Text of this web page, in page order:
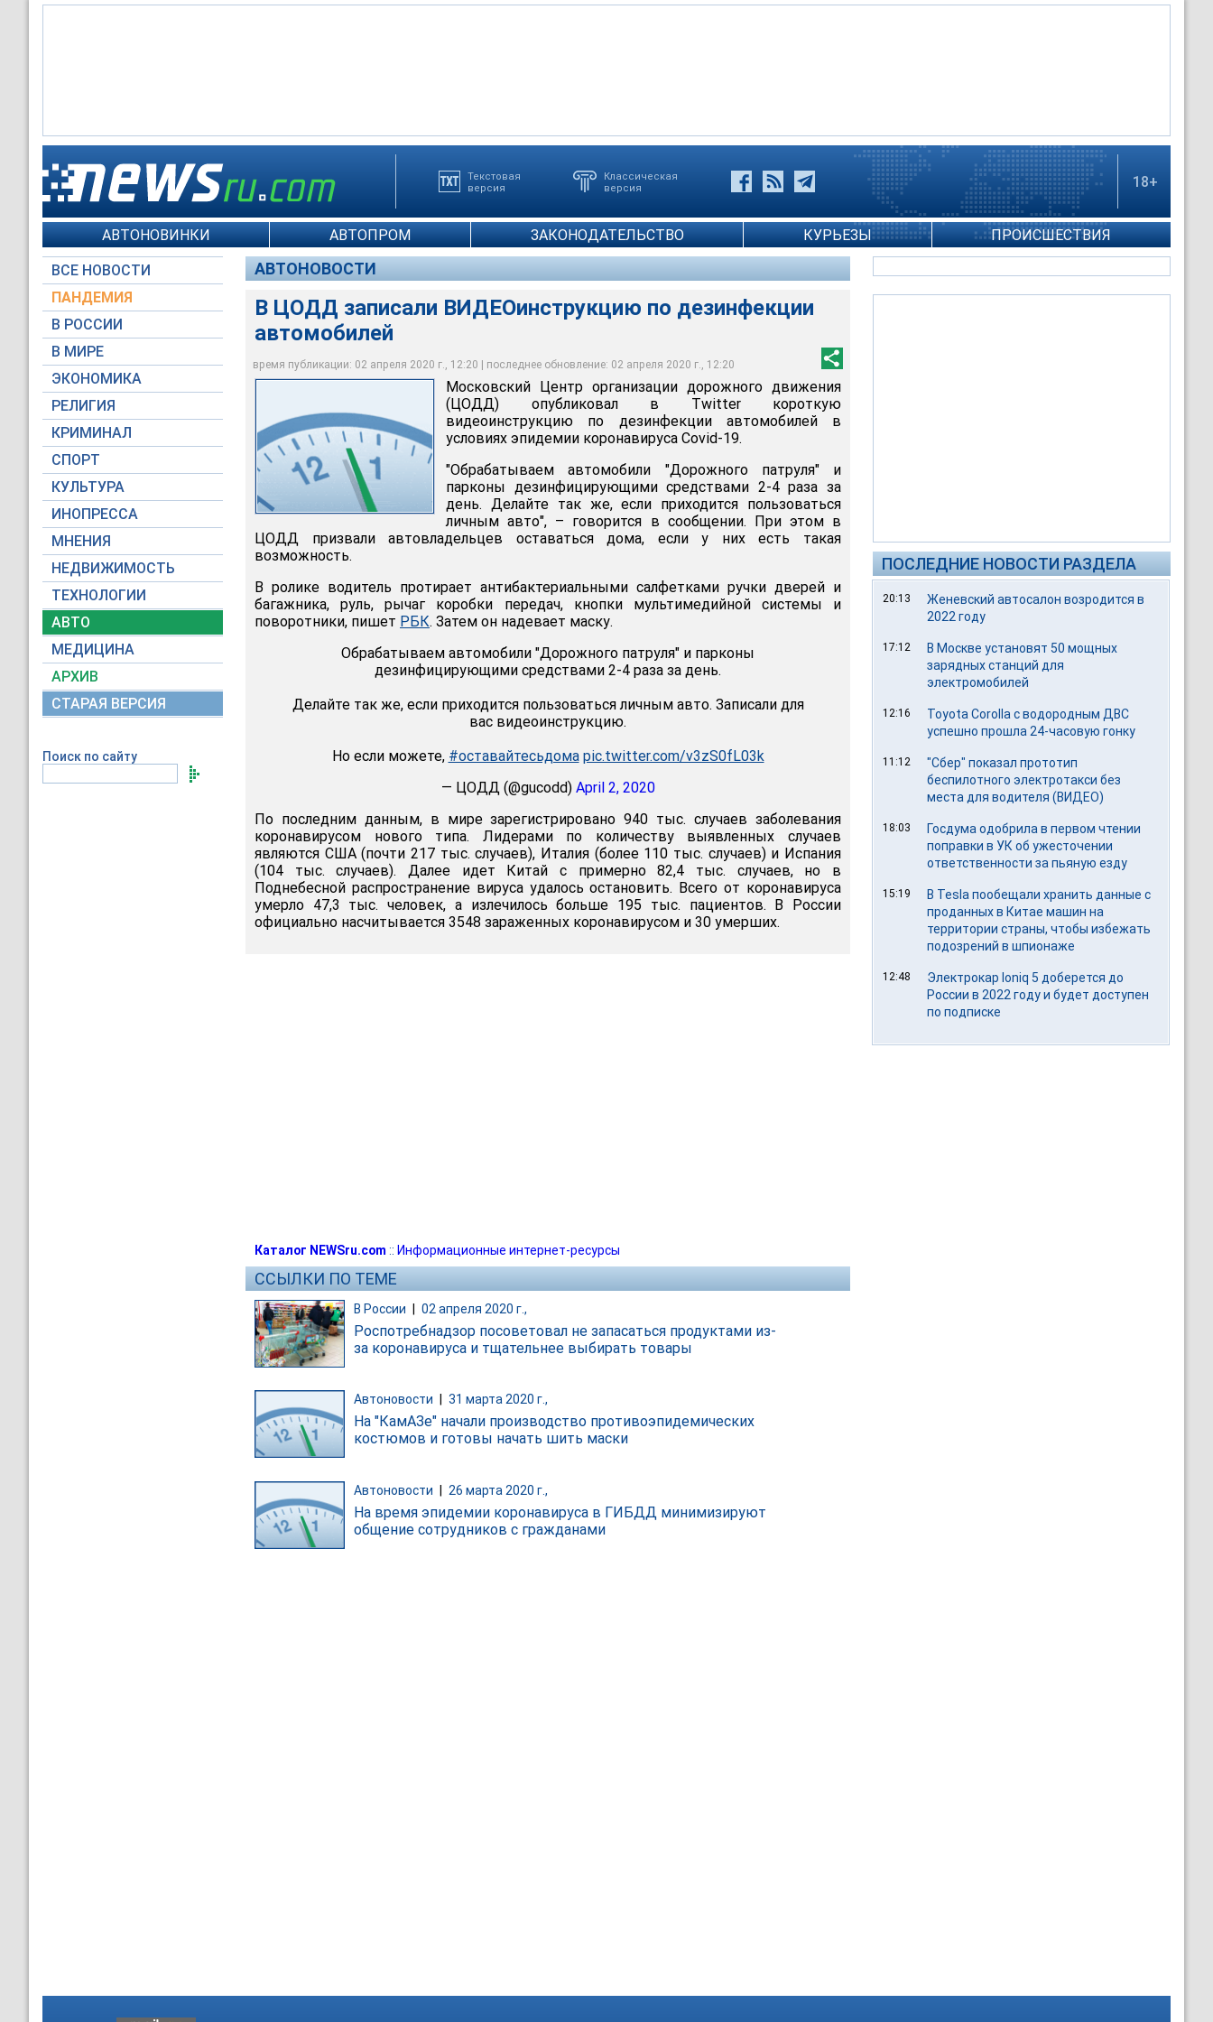
Текстовая
версия
Классическая
версия
18+
АВТОНОВИНКИ АВТОПРОМ ЗАКОНОДАТЕЛЬСТВО КУРЬЕЗЫ ПРОИСШЕСТВИЯ
ВСЕ НОВОСТИ
ПАНДЕМИЯ
В РОССИИ
В МИРЕ
ЭКОНОМИКА
РЕЛИГИЯ
КРИМИНАЛ
СПОРТ
КУЛЬТУРА
ИНОПРЕССА
МНЕНИЯ
НЕДВИЖИМОСТЬ
ТЕХНОЛОГИИ
АВТО
МЕДИЦИНА
АРХИВ
СТАРАЯ ВЕРСИЯ
Поиск по сайту
АВТОНОВОСТИ
В ЦОДД записали ВИДЕОинструкцию по дезинфекции
автомобилей
время публикации: 02 апреля 2020 г., 12:20 | последнее обновление: 02 апреля 2020 г., 12:20
Московский Центр организации дорожного движения
(ЦОДД) опубликовал в Twitter короткую
видеоинструкцию по дезинфекции автомобилей в
условиях эпидемии коронавируса Covid-19.
"Обрабатываем автомобили "Дорожного патруля" и
парконы дезинфицирующими средствами 2-4 раза за
день. Делайте так же, если приходится пользоваться
личным авто", – говорится в сообщении. При этом в
ЦОДД призвали автовладельцев оставаться дома, если у них есть такая
возможность.
В ролике водитель протирает антибактериальными салфетками ручки дверей и
багажника, руль, рычаг коробки передач, кнопки мультимедийной системы и
поворотники, пишет РБК. Затем он надевает маску.
Обрабатываем автомобили "Дорожного патруля" и парконы
дезинфицирующими средствами 2-4 раза за день.
Делайте так же, если приходится пользоваться личным авто. Записали для
вас видеоинструкцию.
Но если можете, #оставайтесьдома pic.twitter.com/v3zS0fL03k
— ЦОДД (@gucodd) April 2, 2020
По последним данным, в мире зарегистрировано 940 тыс. случаев заболевания
коронавирусом нового типа. Лидерами по количеству выявленных случаев
являются США (почти 217 тыс. случаев), Италия (более 110 тыс. случаев) и Испания
(104 тыс. случаев). Далее идет Китай с примерно 82,4 тыс. случаев, но в
Поднебесной распространение вируса удалось остановить. Всего от коронавируса
умерло 47,3 тыс. человек, а излечилось больше 195 тыс. пациентов. В России
официально насчитывается 3548 зараженных коронавирусом и 30 умерших.
Каталог NEWSru.com :: Информационные интернет-ресурсы
ССЫЛКИ ПО ТЕМЕ
В России 02 апреля 2020 г.,
Роспотребнадзор посоветовал не запасаться продуктами из-
за коронавируса и тщательнее выбирать товары
Автоновости 31 марта 2020 г.,
На "КамАЗе" начали производство противоэпидемических
костюмов и готовы начать шить маски
Автоновости | 26 марта 2020 г.,
На время эпидемии коронавируса в ГИБДД минимизируют
общение сотрудников с гражданами
ПОСЛЕДНИЕ НОВОСТИ РАЗДЕЛА
20:13
Женевский автосалон возродится в
2022 году
17:12
В Москве установят 50 мощных
зарядных станций для
электромобилей
12:16
Toyota Corolla с водородным ДВС
успешно прошла 24-часовую гонку
11:12
"Сбер" показал прототип
беспилотного электротакси без
места для водителя (ВИДЕО)
18:03
Госдума одобрила в первом чтении
поправки в УК об ужесточении
ответственности за пьяную езду
15:19
В Tesla пообещали хранить данные с
проданных в Китае машин на
территории страны, чтобы избежать
подозрений в шпионаже
12:48
Электрокар Ioniq 5 доберется до
России в 2022 году и будет доступен
по подписке